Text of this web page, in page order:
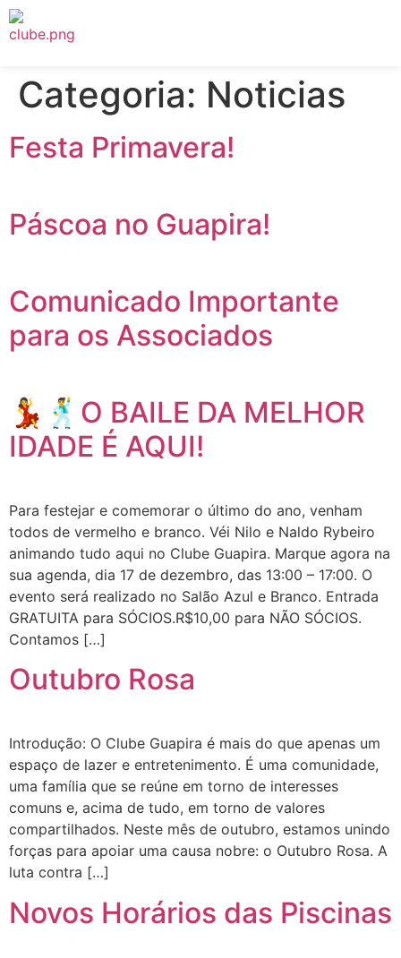
Categoria: Noticias
Festa Primavera!
Páscoa no Guapira!
Comunicado Importante
para os Associados
💃🕺O BAILE DA MELHOR
IDADE É AQUI!
Para festejar e comemorar o último do ano, venham
todos de vermelho e branco. Véi Nilo e Naldo Rybeiro
animando tudo aqui no Clube Guapira. Marque agora na
sua agenda, dia 17 de dezembro, das 13:00 – 17:00. O
evento será realizado no Salão Azul e Branco. Entrada
GRATUITA para SÓCIOS.R$10,00 para NÃO SÓCIOS.
Contamos […]
Outubro Rosa
Introdução: O Clube Guapira é mais do que apenas um
espaço de lazer e entretenimento. É uma comunidade,
uma família que se reúne em torno de interesses
comuns e, acima de tudo, em torno de valores
compartilhados. Neste mês de outubro, estamos unindo
forças para apoiar uma causa nobre: o Outubro Rosa. A
luta contra […]
Novos Horários das Piscinas